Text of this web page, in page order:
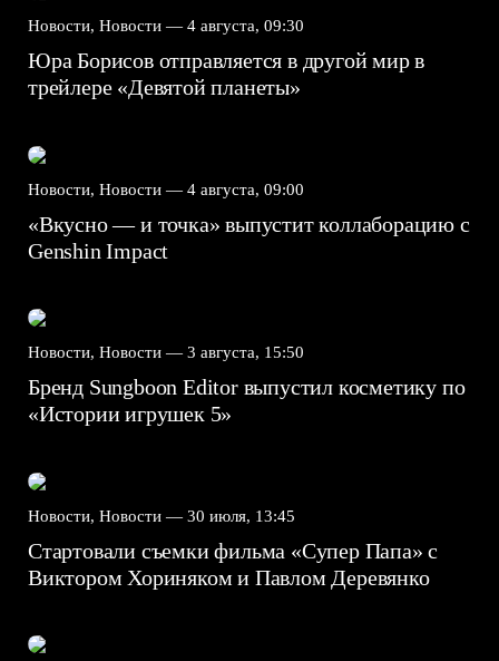
Новости, Новости — 4 августа, 09:30
Юра Борисов отправляется в другой мир в
трейлере «Девятой планеты»
Новости, Новости — 4 августа, 09:00
«Вкусно — и точка» выпустит коллаборацию с
Genshin Impact⁠⁠
Новости, Новости — 3 августа, 15:50
Бренд Sungboon Editor выпустил косметику по
«Истории игрушек 5»
Новости, Новости — 30 июля, 13:45
Стартовали съемки фильма «Супер Папа» с
Виктором Хориняком и Павлом Деревянко